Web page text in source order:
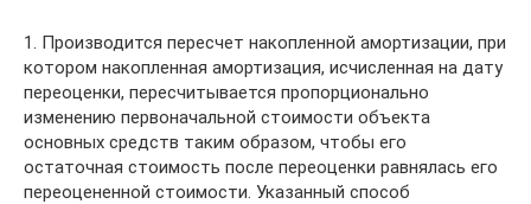
1. Производится пересчет накопленной амортизации, при
котором накопленная амортизация, исчисленная на дату
переоценки, пересчитывается пропорционально
изменению первоначальной стоимости объекта
основных средств таким образом, чтобы его
остаточная стоимость после переоценки равнялась его
переоцененной стоимости. Указанный способ